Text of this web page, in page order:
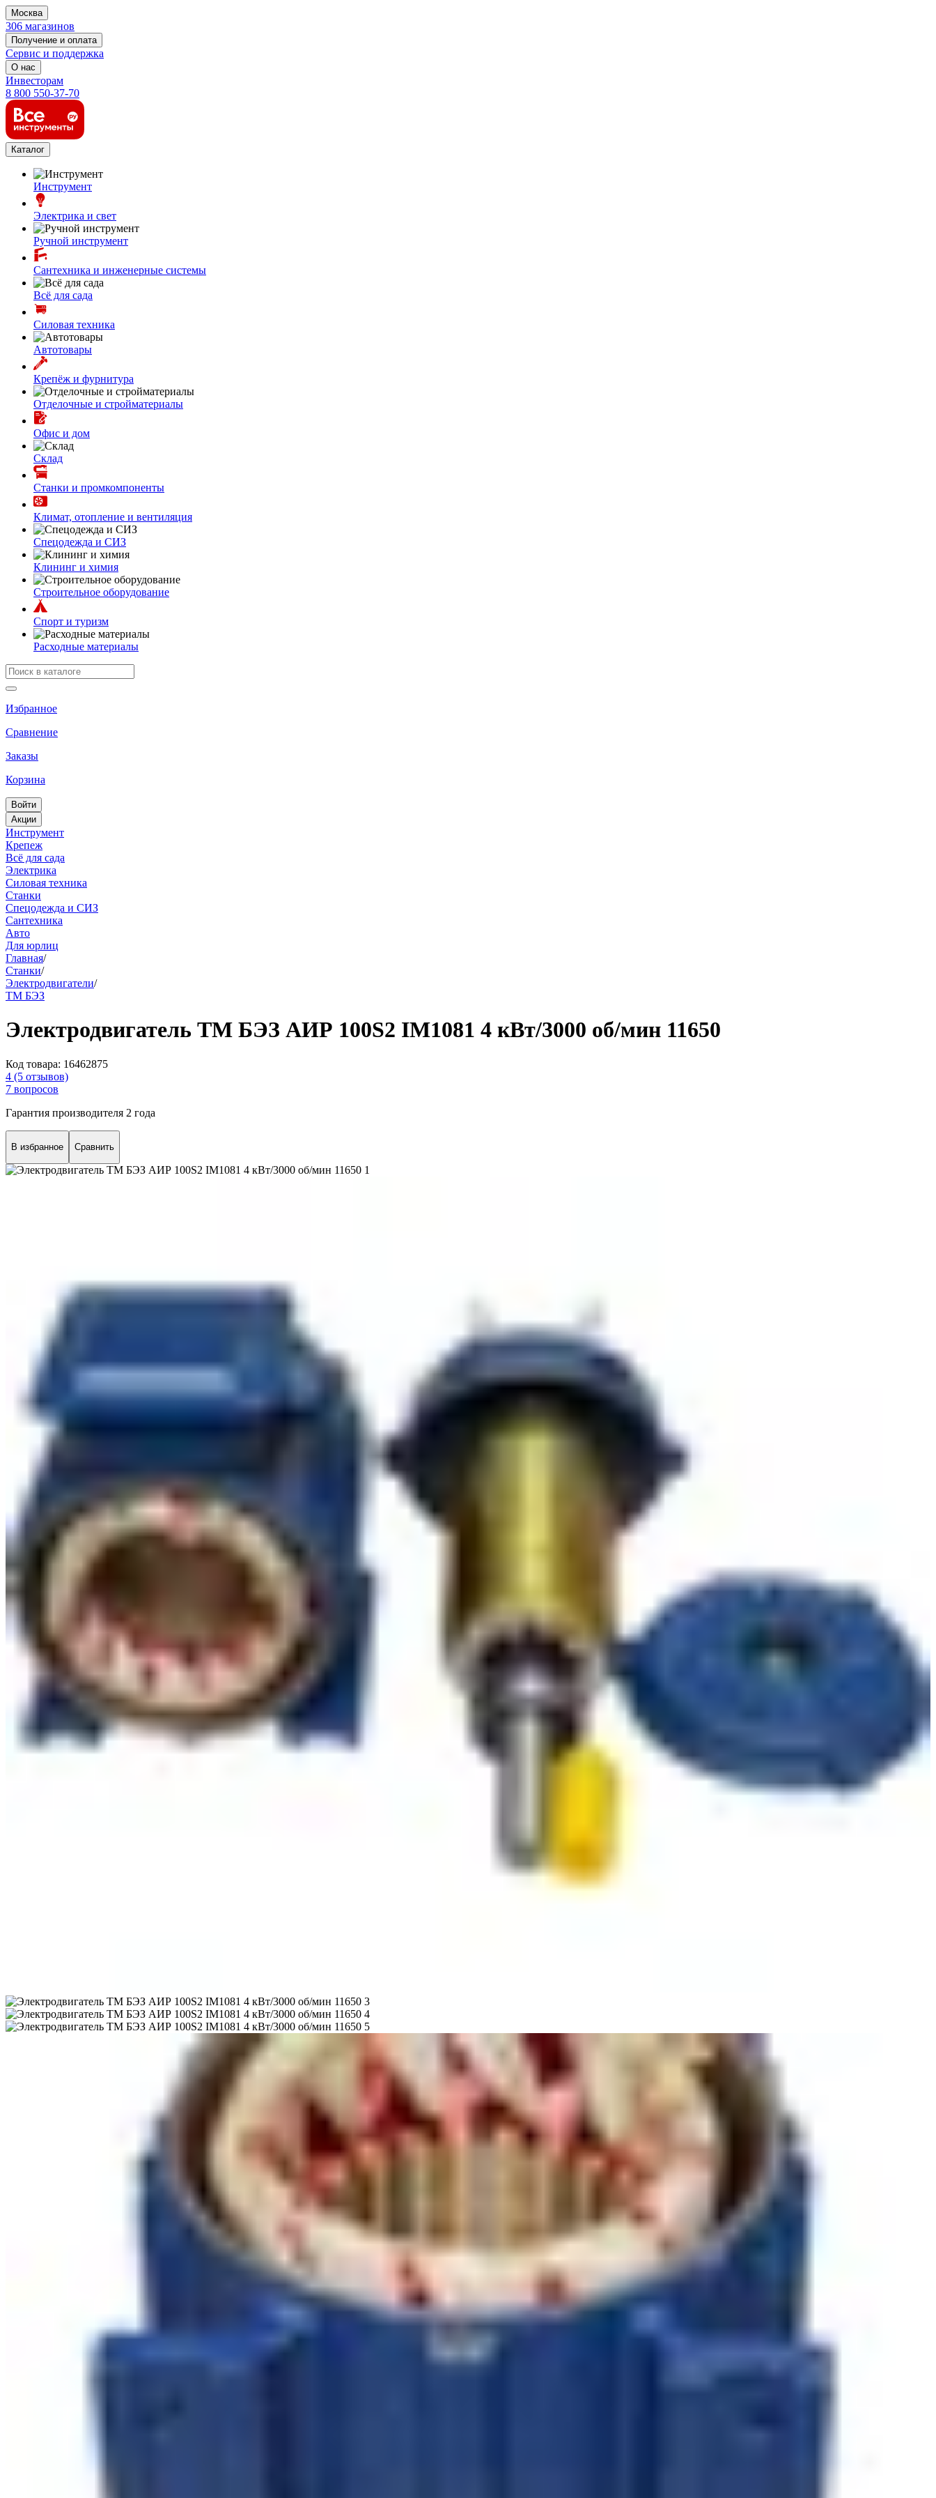
Москва
306 магазинов
Получение и оплата
Сервис и поддержка
О нас
Инвесторам
8 800 550-37-70
Каталог
Инструмент
Электрика и свет
Ручной инструмент
Сантехника и инженерные системы
Всё для сада
Силовая техника
Автотовары
Крепёж и фурнитура
Отделочные и стройматериалы
Офис и дом
Склад
Станки и промкомпоненты
Климат, отопление и вентиляция
Спецодежда и СИЗ
Клининг и химия
Строительное оборудование
Спорт и туризм
Расходные материалы
Избранное
Сравнение
Заказы
Корзина
Войти
Акции
Инструмент
Крепеж
Всё для сада
Электрика
Силовая техника
Станки
Спецодежда и СИЗ
Сантехника
Авто
Для юрлиц
Главная/
Станки/
Электродвигатели/
ТМ БЭЗ
Электродвигатель ТМ БЭЗ АИР 100S2 IM1081 4 кВт/3000 об/мин 11650
Код товара: 16462875
4 (5 отзывов)
7 вопросов
Гарантия производителя 2 года
В избранное Сравнить